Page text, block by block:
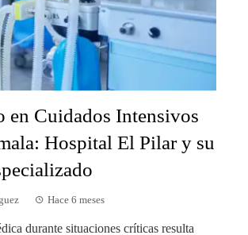
en Cuidados Intensivos
Hospital El Pilar y su
Hace 6 meses
durante situaciones críticas resulta